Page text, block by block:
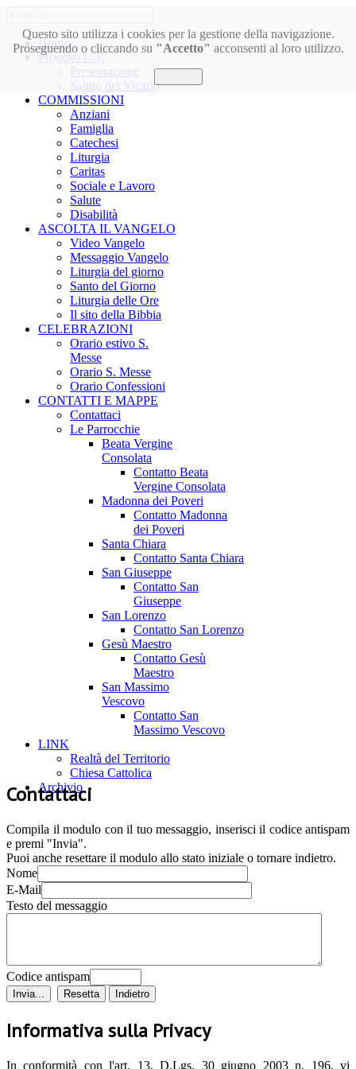
Questo sito utilizza i cookies per la gestione della navigazione.
Proseguendo o cliccando su "Accetto" acconsenti al loro utilizzo.
Home
Progetto U.P.
Presentazione
Saluto del Vicario
COMMISSIONI
Anziani
Famiglia
Catechesi
Liturgia
Caritas
Sociale e Lavoro
Salute
Disabilità
ASCOLTA IL VANGELO
Video Vangelo
Messaggio Vangelo
Liturgia del giorno
Santo del Giorno
Liturgia delle Ore
Il sito della Bibbia
CELEBRAZIONI
Orario estivo S.
Messe
Orario S. Messe
Orario Confessioni
CONTATTI E MAPPE
Contattaci
Le Parrocchie
Beata Vergine
Consolata
Contatto Beata
Vergine Consolata
Madonna dei Poveri
Contatto Madonna
dei Poveri
Santa Chiara
Contatto Santa Chiara
San Giuseppe
Contatto San
Giuseppe
San Lorenzo
Contatto San Lorenzo
Gesù Maestro
Contatto Gesù
Maestro
San Massimo
Vescovo
Contatto San
Massimo Vescovo
LINK
Realtà del Territorio
Chiesa Cattolica
Archivio
Contattaci
Compila il modulo con il tuo messaggio, inserisci il codice antispam
e premi "Invia".
Puoi anche resettare il modulo allo stato iniziale o tornare indietro.
Nome
E-Mail
Testo del messaggio
Codice antispam
Informativa sulla Privacy
In conformità con l'art. 13, D.Lgs. 30 giugno 2003 n. 196, vi